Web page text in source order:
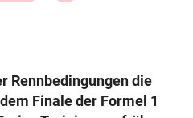
Rennbedingungen die
Finale der Formel 1